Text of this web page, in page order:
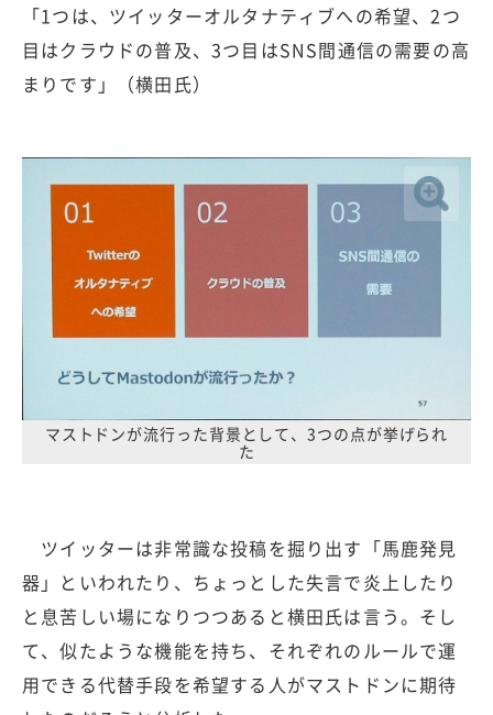
「1つは、ツイッターオルタナティブへの希望、2つ
目はクラウドの普及、3つ目はSNS間通信の需要の高
まりです」（横田氏）
マストドンが流行った背景として、3つの点が挙げられ
た
ツイッターは非常識な投稿を掘り出す「馬鹿発見
器」といわれたり、ちょっとした失言で炎上したり
と息苦しい場になりつつあると横田氏は言う。そし
て、似たような機能を持ち、それぞれのルールで運
用できる代替手段を希望する人がマストドンに期待